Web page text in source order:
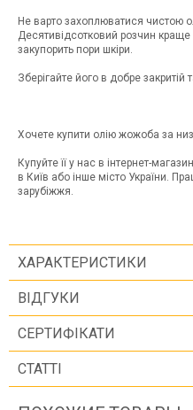
Не варто захоплюватися чистою
Десятивідсотковий розчин краще
закупорить пори шкіри.
Зберігайте його в добре закритій
Хочете купити олію жожоба за
Купуйте її у нас в інтернет-
в Київ або інше місто України.
зарубіжжя.
ХАРАКТЕРИСТИКИ
ВІДГУКИ
СЕРТИФІКАТИ
СТАТТІ